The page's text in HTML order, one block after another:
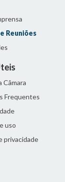
Reuniões
Câmara
Frequentes
uso
privacidade